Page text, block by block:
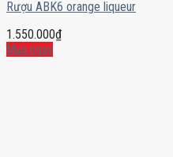
Rượu ABK6 orange liqueur
1.550.000₫
Mua ngay